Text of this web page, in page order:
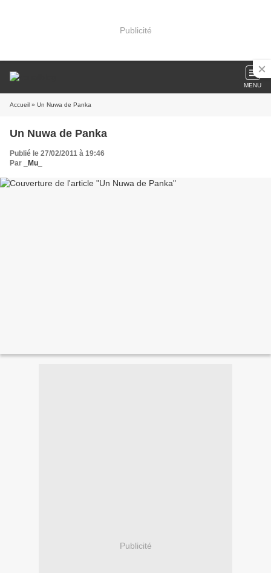
Publicité
MENU
Accueil » Un Nuwa de Panka
Un Nuwa de Panka
Publié le 27/02/2011 à 19:46
Par
_Mu_
Publicité